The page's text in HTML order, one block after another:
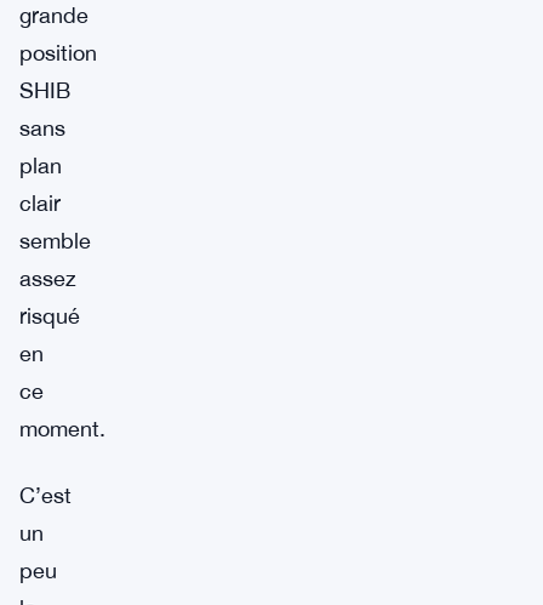
grande
position
SHIB
sans
plan
clair
semble
assez
risqué
en
ce
moment.
C’est
un
peu